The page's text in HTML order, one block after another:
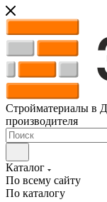
Стройматериалы в
производителя
Каталог
По всему сайту
По каталогу